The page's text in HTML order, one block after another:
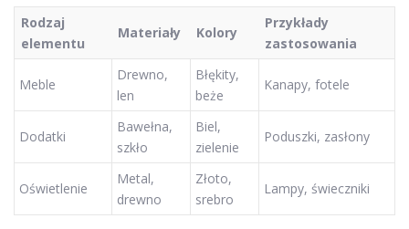
Rodzaj
elementu
Materiały Kolory
Przykłady
zastosowania
Meble
Drewno,
len
Błękity,
beże
Kanapy, fotele
Dodatki
Bawełna,
szkło
Biel,
zielenie
Poduszki, zasłony
Oświetlenie
Metal,
drewno
Złoto,
srebro
Lampy, świeczniki